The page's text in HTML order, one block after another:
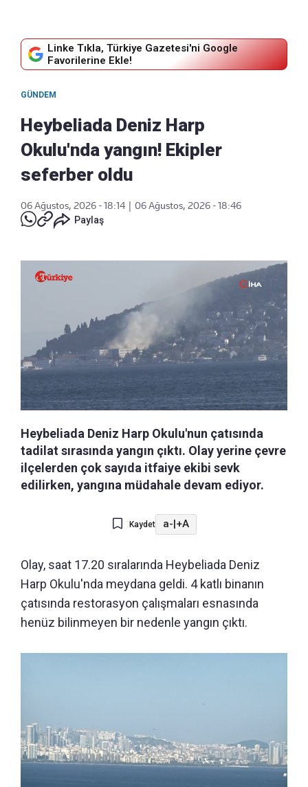
Linke Tıkla, Türkiye Gazetesi'ni Google
Favorilerine Ekle!
GÜNDEM
Heybeliada Deniz Harp
Okulu'nda yangın! Ekipler
seferber oldu
06 Ağustos, 2026 - 18:14
06 Ağustos, 2026 - 18:46
Paylaş
Heybeliada Deniz Harp Okulu'nun çatısında
tadilat sırasında yangın çıktı. Olay yerine çevre
ilçelerden çok sayıda itfaiye ekibi sevk
edilirken, yangına müdahale devam ediyor.
Kaydet a-|+A
Olay, saat 17.20 sıralarında Heybeliada Deniz
Harp Okulu'nda meydana geldi. 4 katlı binanın
çatısında restorasyon çalışmaları esnasında
henüz bilinmeyen bir nedenle yangın çıktı.